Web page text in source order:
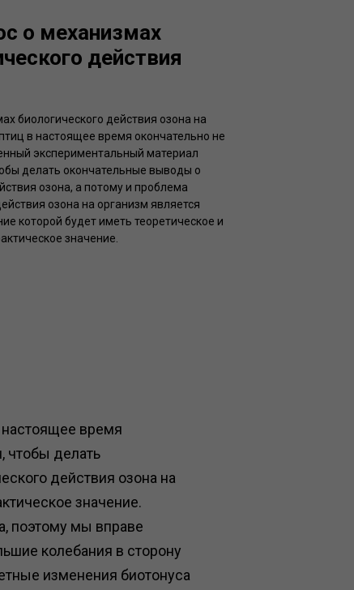
о механизмах
действия
биологического действия озона на
в настоящее время окончательно не
экспериментальный материал
делать окончательные выводы о
озона, а потому и проблема
озона на организм является
которой будет иметь теоретическое и
значение.
настоящее время
чтобы делать
действия озона на
значение.
поэтому мы вправе
колебания в сторону
изменения биотонуса